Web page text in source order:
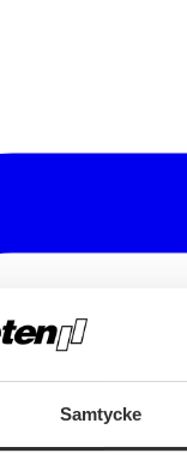
Samtycke